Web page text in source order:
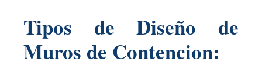
Tipos de Diseño de
Muros de Contencion: